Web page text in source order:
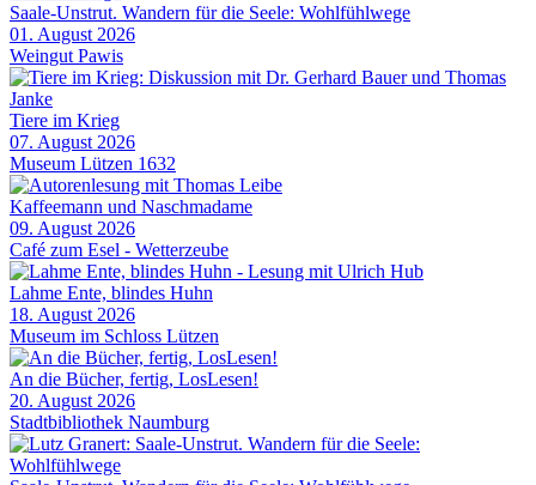
Saale-Unstrut. Wandern für die Seele: Wohlfühlwege
01. August 2026
Weingut Pawis
Tiere im Krieg
07. August 2026
Museum Lützen 1632
Kaffeemann und Naschmadame
09. August 2026
Café zum Esel - Wetterzeube
Lahme Ente, blindes Huhn
18. August 2026
Museum im Schloss Lützen
An die Bücher, fertig, LosLesen!
20. August 2026
Stadtbibliothek Naumburg